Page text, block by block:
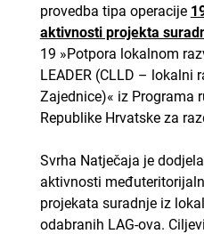
provedba tipa operacije
aktivnosti projekta
19 »Potpora lokalnom
LEADER (CLLD – lokalni
Zajednice)« iz Programa
Republike Hrvatske za
Svrha Natječaja je
aktivnosti
projekata suradnje iz
odabranih LAG-ova.